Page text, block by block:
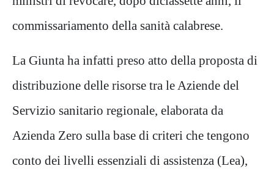
commissariamento della sanità calabrese.
La Giunta ha infatti preso atto della proposta di
distribuzione delle risorse tra le Aziende del
Servizio sanitario regionale, elaborata da
Azienda Zero sulla base di criteri che tengono
conto dei livelli essenziali di assistenza (Lea),